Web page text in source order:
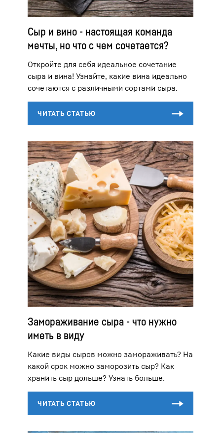
Сыр и вино - настоящая команда
мечты, но что с чем сочетается?
Откройте для себя идеальное сочетание
сыра и вина! Узнайте, какие вина идеально
сочетаются с различными сортами сыра.
Замораживание сыра - что нужно
иметь в виду
Какие виды сыров можно замораживать? На
какой срок можно заморозить сыр? Как
хранить сыр дольше? Узнать больше.